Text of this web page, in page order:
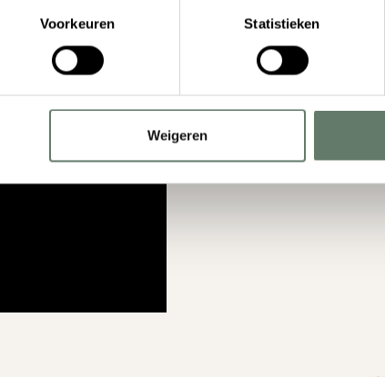
Voorkeuren Statistieken
Weigeren